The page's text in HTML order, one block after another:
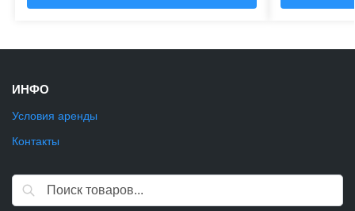
ИНФО
Условия аренды
Контакты